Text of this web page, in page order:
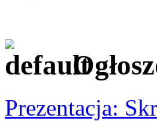
Prezentacja: